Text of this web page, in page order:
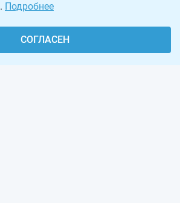
Подробнее
СОГЛАСЕН